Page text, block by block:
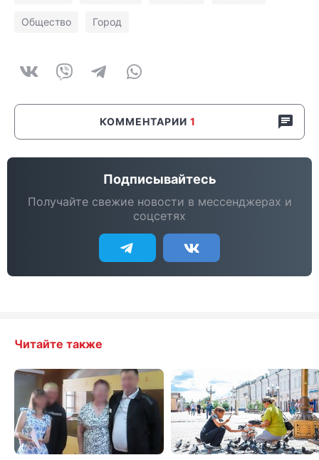
Общество Город
КОММЕНТАРИИ 1
Подписывайтесь
Получайте свежие новости в мессенджерах и
соцсетях
Читайте также